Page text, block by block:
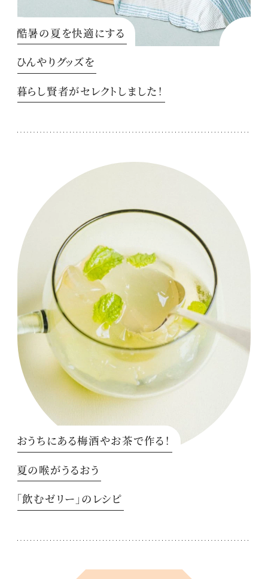
酷暑の夏を快適にする
ひんやりグッズを
暮らし賢者がセレクトしました！
おうちにある梅酒やお茶で作る！
夏の喉がうるおう
「飲むゼリー」のレシピ